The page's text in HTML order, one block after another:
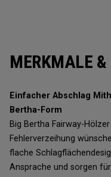
MERKMALE &
Einfacher Abschlag
Bertha-Form
Big Bertha Fairway-
Fehlerverzeihung
flache
Ansprache und sorgen